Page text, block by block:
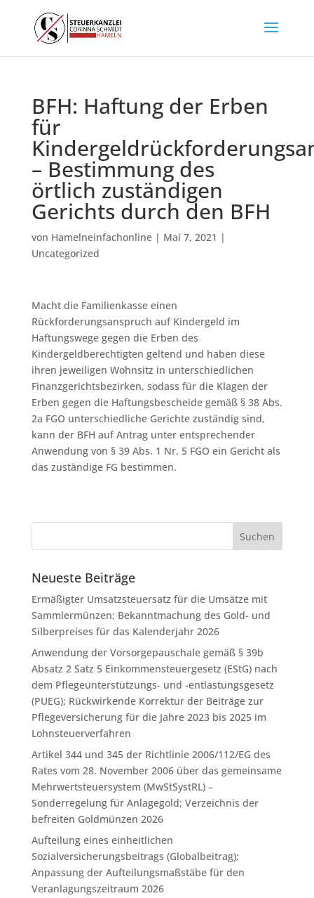
BFH: Haftung der Erben
für
– Bestimmung des
örtlich zuständigen
Gerichts durch den BFH
von Hamelneinfachonline| Mai 7, 2021 |
Uncategorized
Macht die Familienkasse einen
Rückforderungsanspruch auf Kindergeld im
Haftungswege gegen die Erben des
Kindergeldberechtigten geltend und haben diese
ihren jeweiligen Wohnsitz in unterschiedlichen
Finanzgerichtsbezirken, sodass für die Klagen der
Erben gegen die Haftungsbescheide gemäß § 38 Abs.
2a FGO unterschiedliche Gerichte zuständig sind,
kann der BFH auf Antrag unter entsprechender
Anwendung von § 39 Abs. 1 Nr. 5 FGO ein Gericht als
das zuständige FG bestimmen.
Neueste Beiträge
Ermäßigter Umsatzsteuersatz für die Umsätze mit
Sammlermünzen; Bekanntmachung des Gold- und
Silberpreises für das Kalenderjahr 2026
Anwendung der Vorsorgepauschale gemäß § 39b
Absatz 2 Satz 5 Einkommensteuergesetz (EStG) nach
dem Pflegeunterstützungs- und -entlastungsgesetz
(PUEG); Rückwirkende Korrektur der Beiträge zur
Pflegeversicherung für die Jahre 2023 bis 2025 im
Lohnsteuerverfahren
Artikel 344 und 345 der Richtlinie 2006/112/EG des
Rates vom 28. November 2006 über das gemeinsame
Mehrwertsteuersystem (MwStSystRL) –
Sonderregelung für Anlagegold; Verzeichnis der
befreiten Goldmünzen 2026
Aufteilung eines einheitlichen
Sozialversicherungsbeitrags (Globalbeitrag);
Anpassung der Aufteilungsmaßstäbe für den
Veranlagungszeitraum 2026